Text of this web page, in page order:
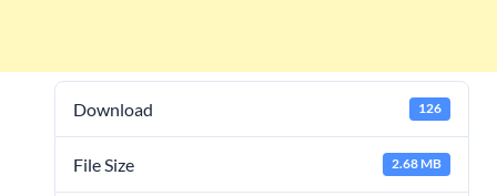
Download 126
File Size 2.68 MB